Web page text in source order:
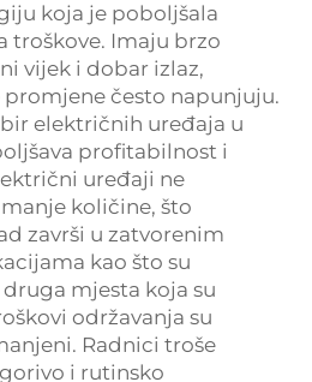
koja je poboljšala
troškove. Imaju brzo
vijek i dobar izlaz,
često napunjuju.
električnih uređaja u
profitabilnost i
uređaji ne
količine, što
završi u zatvorenim
kao što su
mjesta koja su
održavanja su
Radnici troše
i rutinsko